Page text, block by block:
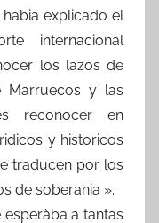
explicado el
internacional
los lazos de
Marruecos y las
reconocer en
y historicos
traducen por los
de soberania ».
a tantas